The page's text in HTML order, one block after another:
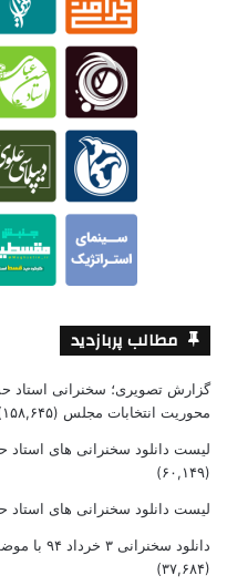
مطالب پربازدید
گزارش تصویری؛ سخنرانی استاد
محوریت انتخابات مجلس (۱۵۸,۶۴۵)
لیست دانلود سخنرانی های استاد حسن
(۶۰,۱۴۹)
لیست دانلود سخنرانی های استاد
دانلود سخنرانی ۳ خرداد ۹۴ با موضوع من ریویزیونیست‌ام، پس هستم!
(۳۷,۶۸۴)